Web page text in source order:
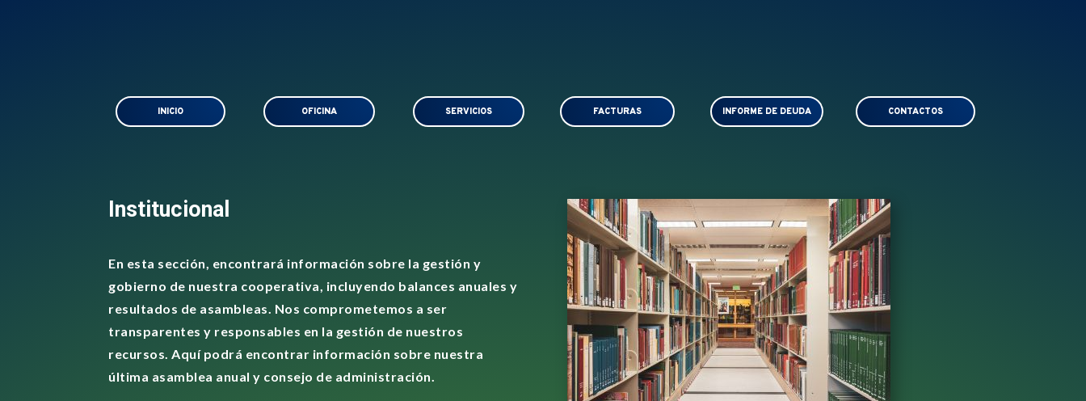
INICIO OFICINA SERVICIOS FACTURAS INFORME DE DEUDA CONTACTOS
Institucional
En esta sección, encontrará información sobre la gestión y
gobierno de nuestra cooperativa, incluyendo balances anuales y
resultados de asambleas. Nos comprometemos a ser
transparentes y responsables en la gestión de nuestros
recursos. Aquí podrá encontrar información sobre nuestra
última asamblea anual y consejo de administración.